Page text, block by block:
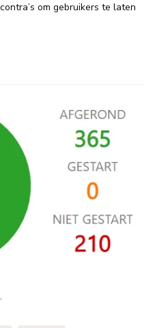
om gebruikers te laten